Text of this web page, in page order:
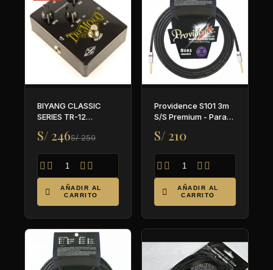
BIYANG CLASSIC
SERIES TR-12
S/ 246S/ 250
   

AÑADIR AL
CARRITO
Providence S101 3m
S/S Premium - Para
S/ 210
   

AÑADIR AL
CARRITO